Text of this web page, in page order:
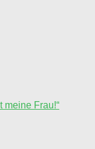
meine Frau!“